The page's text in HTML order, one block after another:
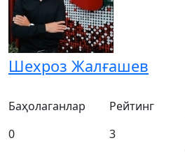
Шехроз Жалғашев
Баҳолаганлар
0
Рейтинг
3